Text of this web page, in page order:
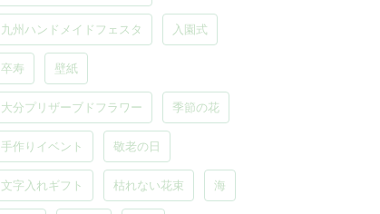
九州ハンドメイドフェスタ 入園式
卒寿 壁紙
大分プリザーブドフラワー 季節の花
手作りイベント 敬老の日
文字入れギフト 枯れない花束 海